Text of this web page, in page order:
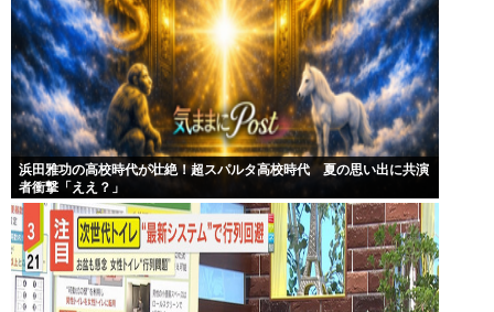
浜田雅功の高校時代が壮絶！超スパルタ高校時代 夏の思い出に共演
者衝撃「ええ？」